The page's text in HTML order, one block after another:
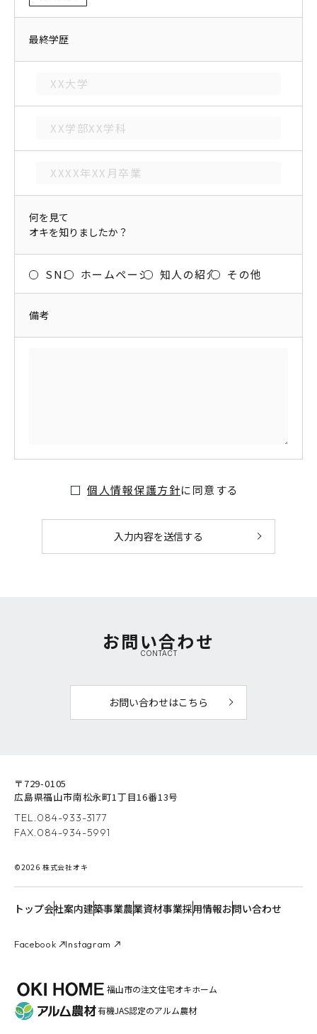
最終学歴
何を見て
オキを知りましたか？
SNS ホームページ 知人の紹介 その他
備考
個人情報保護方針に同意する
お問い合わせ
CONTACT
お問い合わせはこちら
〒729-0105
広島県福山市南松永町1丁目16番13号
TEL.084-933-3177
FAX.084-934-5991
©2026 株式会社オキ
トップ会社案内建築事業農業資材事業採用情報お問い合わせ
Facebook Instagram
福山市の注文住宅オキホーム
有機JAS認定のアルム農材